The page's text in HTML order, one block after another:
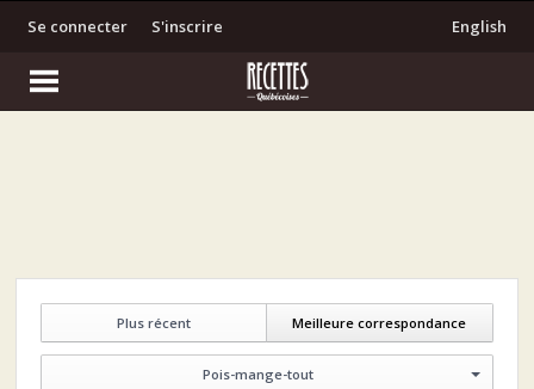
S'inscrire
Se connecter English
Meilleure correspondance
Plus récent
Pois-mange-tout